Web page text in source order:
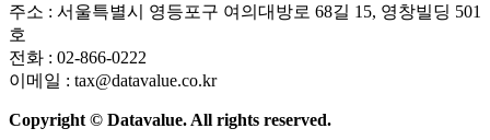
주소 : 서울특별시 영등포구 여의대방로 68길 15, 영창빌딩 501
호
전화 : 02-866-0222
이메일 : tax@datavalue.co.kr
Copyright © Datavalue. All rights reserved.